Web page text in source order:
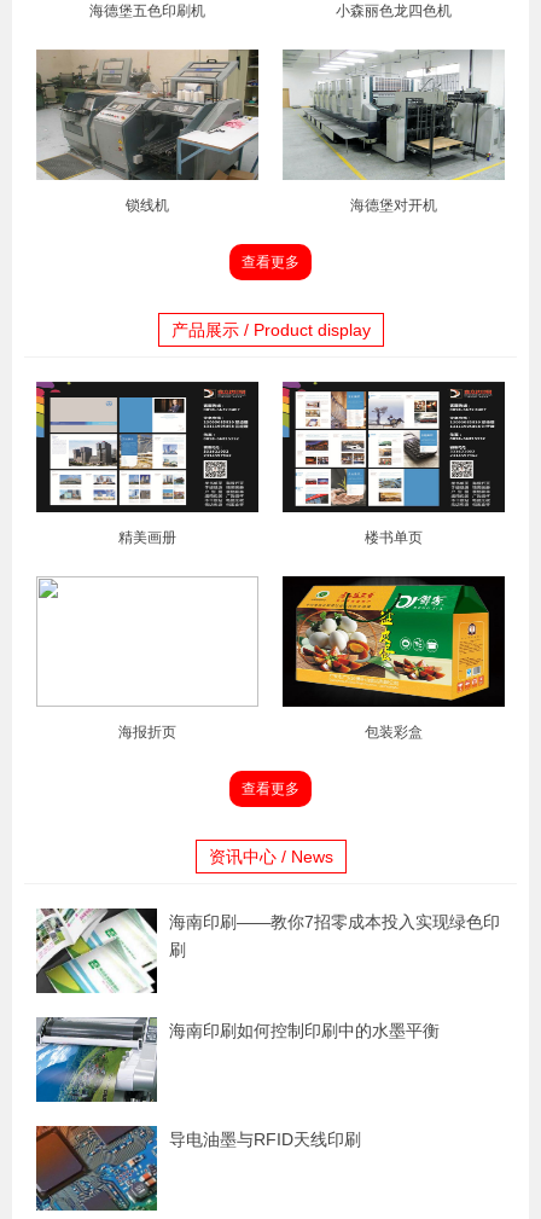
海德堡五色印刷机 小森丽色龙四色机
锁线机 海德堡对开机
查看更多
产品展示 / Product display
精美画册 楼书单页
海报折页 包装彩盒
查看更多
资讯中心 / News
海南印刷——教你7招零成本投入实现绿色印
刷
海南印刷如何控制印刷中的水墨平衡
导电油墨与RFID天线印刷